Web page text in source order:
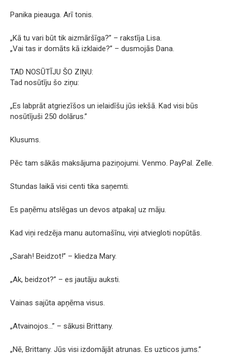
Panika pieauga. Arī tonis.
„Kā tu vari būt tik aizmāršīga?” – rakstīja Lisa.
„Vai tas ir domāts kā izklaide?” – dusmojās Dana.
TAD NOSŪTĪJU ŠO ZIŅU:
Tad nosūtīju šo ziņu:
„Es labprāt atgriezīšos un ielaidīšu jūs iekšā. Kad visi būs
nosūtījuši 250 dolārus.”
Klusums.
Pēc tam sākās maksājuma paziņojumi. Venmo. PayPal. Zelle.
Stundas laikā visi centi tika saņemti.
Es paņēmu atslēgas un devos atpakaļ uz māju.
Kad viņi redzēja manu automašīnu, viņi atviegloti nopūtās.
„Sarah! Beidzot!” – kliedza Mary.
„Ak, beidzot?” – es jautāju auksti.
Vainas sajūta apņēma visus.
„Atvainojos…” – sākusi Brittany.
„Nē, Brittany. Jūs visi izdomājāt atrunas. Es uzticos jums.”